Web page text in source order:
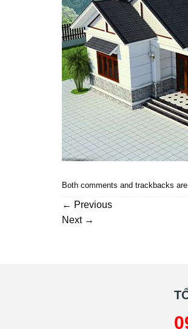
Both comments and trackbacks
← Previous
Next →